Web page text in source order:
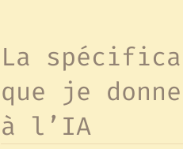
La
que je
à l’IA